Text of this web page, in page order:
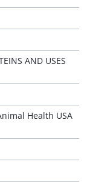
AND USES
Health USA